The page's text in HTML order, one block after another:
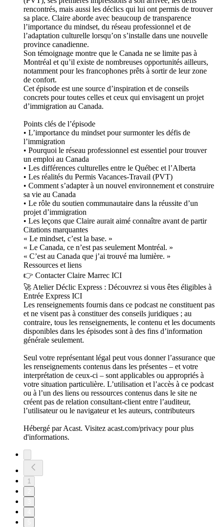
rencontrés, mais aussi les déclics qui lui ont permis de trouver
sa place. Claire aborde avec beaucoup de transparence
l’importance du mindset, du réseau professionnel et de
l’adaptation culturelle lorsqu’on s’installe dans une nouvelle
province canadienne.
Son témoignage montre que le Canada ne se limite pas à
Montréal et qu’il existe de nombreuses opportunités ailleurs,
notamment pour les francophones prêts à sortir de leur zone
de confort.
Cet épisode est une source d’inspiration et de conseils
concrets pour toutes celles et ceux qui envisagent un projet
d’immigration au Canada.
Points clés de l’épisode
• L’importance du mindset pour surmonter les défis de
l’immigration
• Pourquoi le réseau professionnel est essentiel pour trouver
un emploi au Canada
• Les différences culturelles entre le Québec et l’Alberta
• Les réalités du Permis Vacances-Travail (PVT)
• Comment s’adapter à un nouvel environnement et construire
sa vie au Canada
• Le rôle du soutien communautaire dans la réussite d’un
projet d’immigration
• Les leçons que Claire aurait aimé connaître avant de partir
Citations marquantes
« Le mindset, c’est la base. »
« Le Canada, ce n’est pas seulement Montréal. »
« C’est au Canada que j’ai trouvé ma lumière. »
Ressources et liens
👉 Contacter Claire Marrec ICI
🚀 Atelier Déclic Express : Découvrez si vous êtes éligibles à
Entrée Express ICI
Les renseignements fournis dans ce podcast ne constituent pas
et ne visent pas à constituer des conseils juridiques ; au
contraire, tous les renseignements, le contenu et les documents
disponibles dans les épisodes sont à des fins d’information
générale seulement.
Seul votre représentant légal peut vous donner l’assurance que
les renseignements contenus dans les présentes – et votre
interprétation de ceux-ci – sont applicables ou appropriés à
votre situation particulière. L’utilisation et l’accès à ce podcast
ou à l’un des liens ou ressources contenus dans le site ne
créent pas de relation consultant-client entre l’auditeur,
l’utilisateur ou le navigateur et les auteurs, contributeurs
Hébergé par Acast. Visitez acast.com/privacy pour plus
d'informations.
1